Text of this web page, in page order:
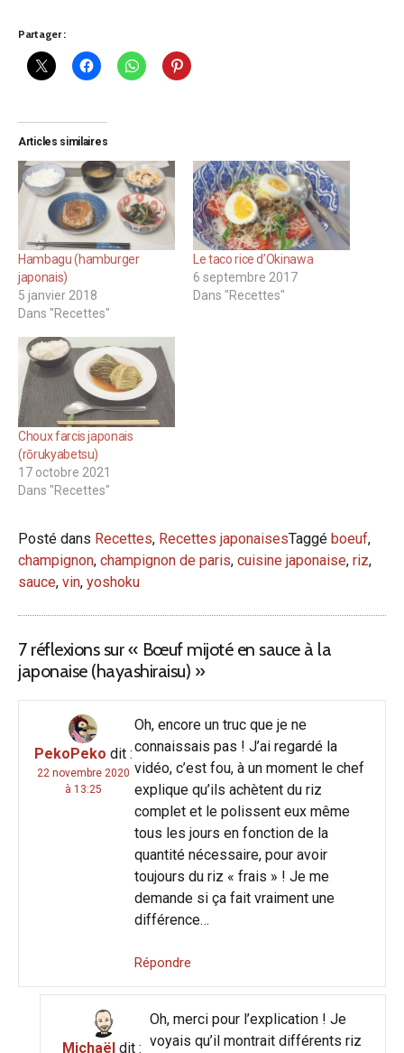
Partager :
Articles similaires
Hambagu (hamburger
japonais)
5 janvier 2018
Dans "Recettes"
Le taco rice d’Okinawa
6 septembre 2017
Dans "Recettes"
Choux farcis japonais
(rōrukyabetsu)
17 octobre 2021
Dans "Recettes"
Posté dans Recettes, Recettes japonaisesTaggé boeuf,
champignon, champignon de paris, cuisine japonaise, riz,
sauce, vin, yoshoku
7 réflexions sur « Bœuf mijoté en sauce à la
japonaise (hayashiraisu) »
PekoPeko dit :
22 novembre 2020
à 13:25
Oh, encore un truc que je ne
connaissais pas ! J’ai regardé la
vidéo, c’est fou, à un moment le chef
explique qu’ils achètent du riz
complet et le polissent eux même
tous les jours en fonction de la
quantité nécessaire, pour avoir
toujours du riz « frais » ! Je me
demande si ça fait vraiment une
différence…
Répondre
Michaël dit :
Oh, merci pour l’explication ! Je
voyais qu’il montrait différents riz